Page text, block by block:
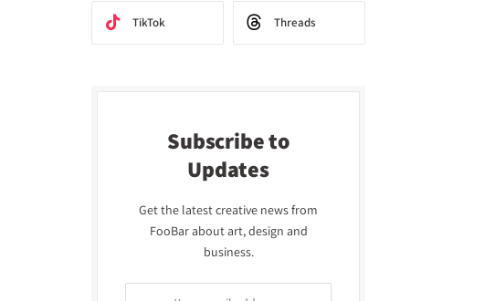
TikTok Threads
Subscribe to
Updates
Get the latest creative news from
FooBar about art, design and
business.